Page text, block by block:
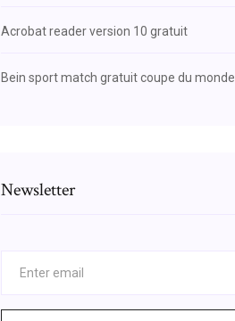
Acrobat reader version 10 gratuit
Bein sport match gratuit coupe du monde
Newsletter